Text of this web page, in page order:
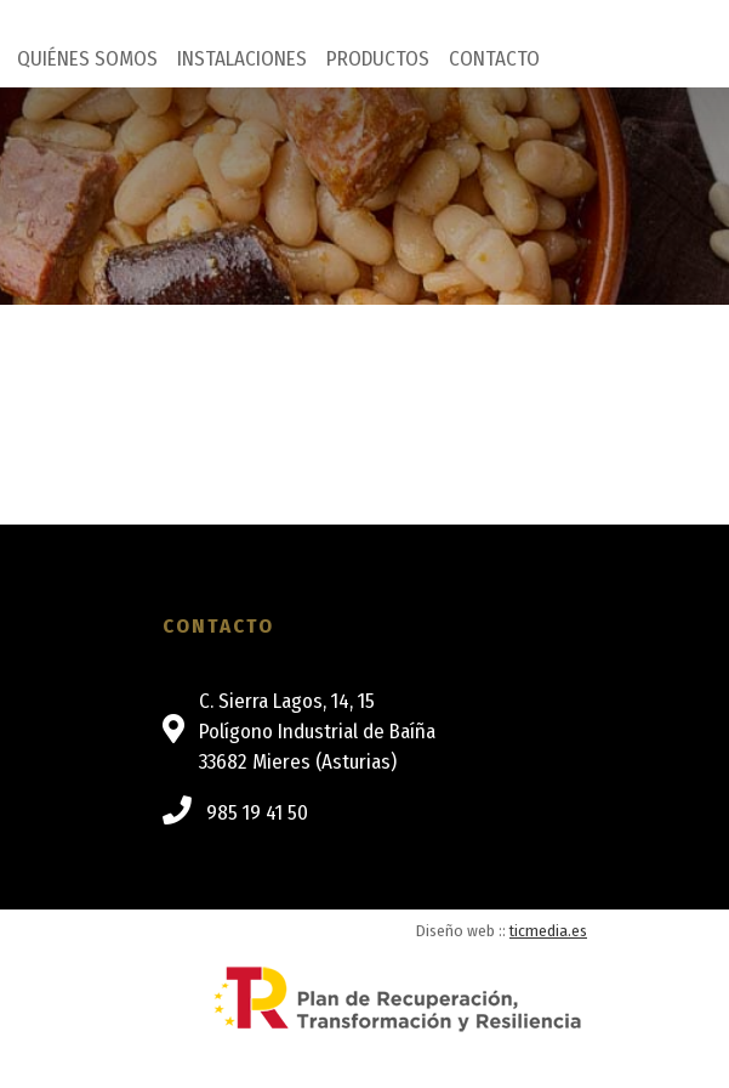
QUIÉNES SOMOS INSTALACIONES PRODUCTOS CONTACTO
CONTACTO
C. Sierra Lagos, 14, 15
Polígono Industrial de Baíña
33682 Mieres (Asturias)
985 19 41 50
Diseño web ::ticmedia.es